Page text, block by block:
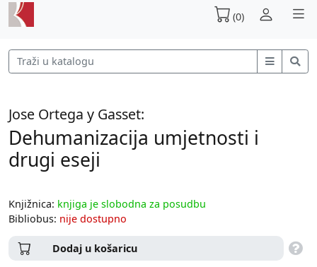
(0)
Jose Ortega y Gasset:
Dehumanizacija umjetnosti i
drugi eseji
Knjižnica: knjiga je slobodna za posudbu
Bibliobus: nije dostupno
Dodaj u košaricu